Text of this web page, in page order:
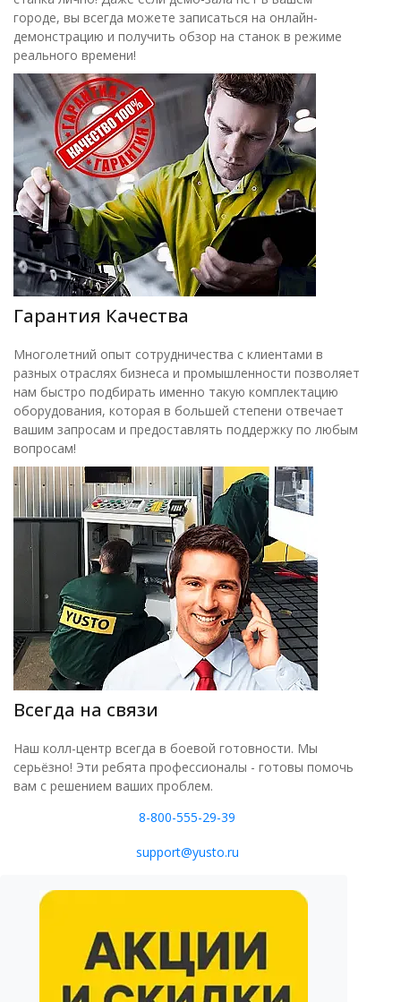
городе, вы всегда можете записаться на онлайн-
демонстрацию и получить обзор на станок в режиме
реального времени!
Гарантия Качества
Многолетний опыт сотрудничества с клиентами в
разных отраслях бизнеса и промышленности позволяет
нам быстро подбирать именно такую комплектацию
оборудования, которая в большей степени отвечает
вашим запросам и предоставлять поддержку по любым
вопросам!
Всегда на связи
Наш колл-центр всегда в боевой готовности. Мы
серьёзно! Эти ребята профессионалы - готовы помочь
вам с решением ваших проблем.
8-800-555-29-39
support@yusto.ru